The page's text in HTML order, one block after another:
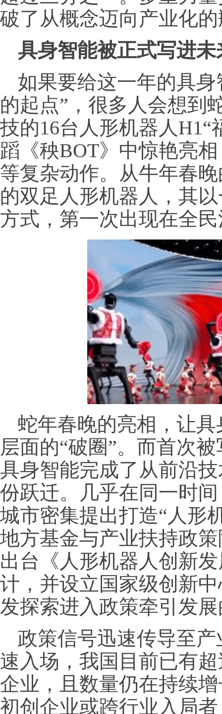
破了从概念迈向产业化
具身智能被正式写进未
如果要给这一年的具
的起点”，很多人会想到
技的16台人形机器人
蹈《秧BOT》中惊艳亮
等复杂动作。从牛年春
的双足人形机器人，其
方式，第一次出现在全
蛇年春晚的亮相，让
层面的“破圈”。而首次
具身智能完成了从前沿
份跃迁。几乎在同一时
城市密集提出打造“人形
地方基金与产业扶持政
出台《人形机器人创新
计，并设立国家级创新
发探索进入政策牵引发
政策信号迅速传导至
速入场，我国目前已有
企业，且数量仍在持续
初创企业或跨行业入局